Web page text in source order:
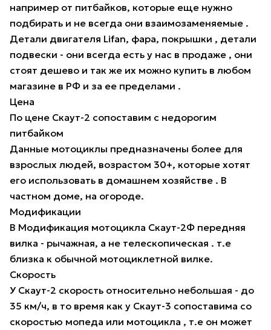
например от питбайков, которые еще нужно
подбирать и не всегда они взаимозаменяемые .
Детали двигателя Lifan, фара, покрышки , детали
подвески - они всегда есть у нас в продаже , они
стоят дешево и так же их можно купить в любом
магазине в РФ и за ее пределами .
Цена
По цене Скаут-2 сопоставим с недорогим
питбайком
Данные мотоциклы предназначены более для
взрослых людей, возрастом 30+, которые хотят
его использовать в домашнем хозяйстве . В
частном доме, на огороде.
Модификации
В Модификация мотоцикла Скаут-2Ф передняя
вилка - рычажная, а не телескопическая . т.е
близка к обычной мотоциклетной вилке.
Скорость
У Скаут-2 скорость относительно небольшая - до
35 км/ч, в то время как у Скаут-3 сопоставима со
скоростью мопеда или мотоцикла , т.е он может